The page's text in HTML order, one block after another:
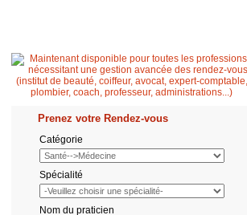
Prenez votre Rendez-vous
Catégorie
Spécialité
Nom du praticien